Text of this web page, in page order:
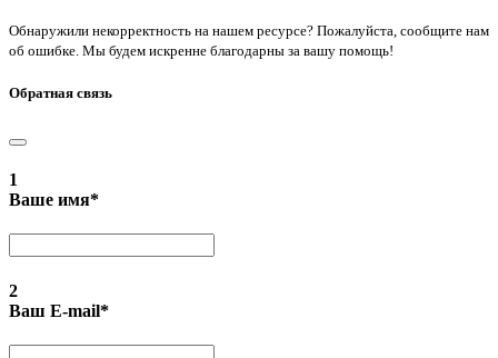
Обнаружили некорректность на нашем ресурсе? Пожалуйста, сообщите нам
об ошибке. Мы будем искренне благодарны за вашу помощь!
Обратная связь
1
Ваше имя*
2
Ваш E-mail*